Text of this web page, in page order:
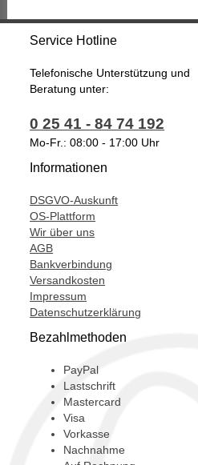
Service Hotline
Telefonische Unterstützung und
Beratung unter:
0 25 41 - 84 74 192
Mo-Fr.: 08:00 - 17:00 Uhr
Informationen
DSGVO-Auskunft
OS-Plattform
Wir über uns
AGB
Bankverbindung
Versandkosten
Impressum
Datenschutzerklärung
Bezahlmethoden
PayPal
Lastschrift
Mastercard
Visa
Vorkasse
Nachnahme